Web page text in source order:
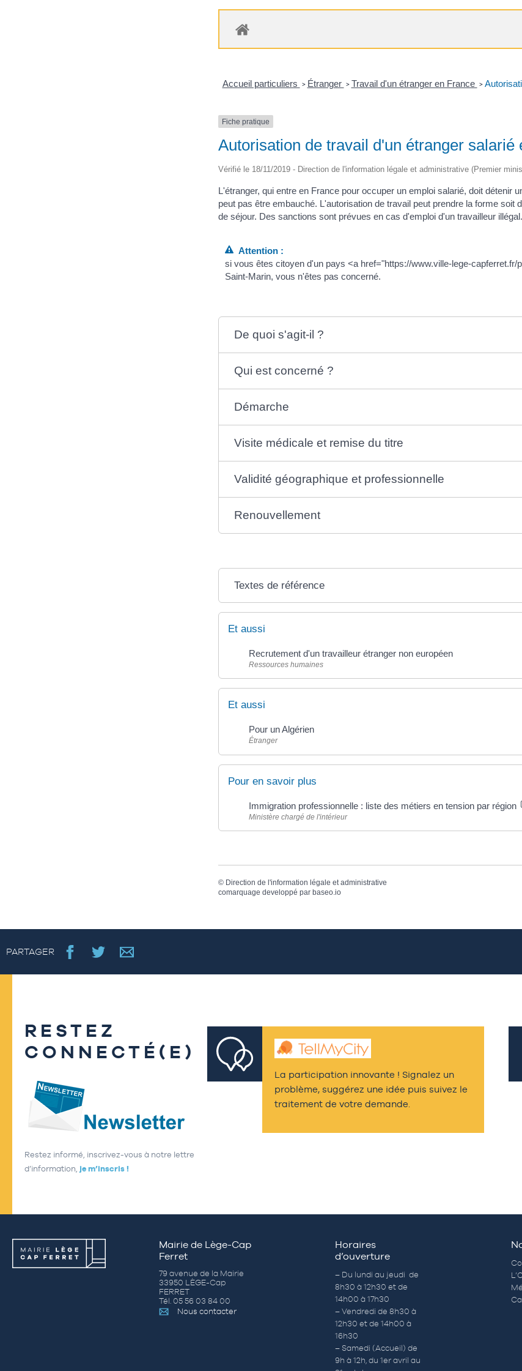
Accueil particuliers > Étranger > Travail d'un étranger en France >
Fiche pratique
Autorisation de travail d'un étranger salarié
Vérifié le 18/11/2019 - Direction de l'information légale et administrative (Premier
L'étranger, qui entre en France pour occuper un emploi salarié, doit détenir
peut pas être embauché. L'autorisation de travail peut prendre la forme
de séjour. Des sanctions sont prévues en cas d'emploi d'un travailleur illégal.
Attention :
si vous êtes citoyen d'un pays <a href="https://www.ville-lege-
Saint-Marin, vous n'êtes pas concerné.
De quoi s'agit-il ?
Qui est concerné ?
Démarche
Visite médicale et remise du titre
Validité géographique et professionnelle
Renouvellement
Textes de référence
Et aussi
Recrutement d'un travailleur étranger non européen
Ressources humaines
Et aussi
Pour un Algérien
Étranger
Pour en savoir plus
Immigration professionnelle : liste des métiers en tension par région
Ministère chargé de l'intérieur
© Direction de l'information légale et administrative
comarquage developpé par baseo.io
PARTAGER
RESTEZ
CONNECTÉ(E)
Restez informé, inscrivez-vous à notre lettre
d’information, je m’inscris !
La participation innovante ! Signalez un
problème, suggérez une idée puis suivez le
traitement de votre demande.
Mairie de Lège-Cap
Ferret
79 avenue de la Mairie
33950 LÈGE-Cap
FERRET
Tél. 05 56 03 84 00
Nous contacter
Horaires
d’ouverture
– Du lundi au jeudi de
8h30 à 12h30 et de
14h00 à 17h30
– Vendredi de 8h30 à
12h30 et de 14h00 à
16h30
– Samedi (Accueil) de
9h à 12h, du 1er avril au